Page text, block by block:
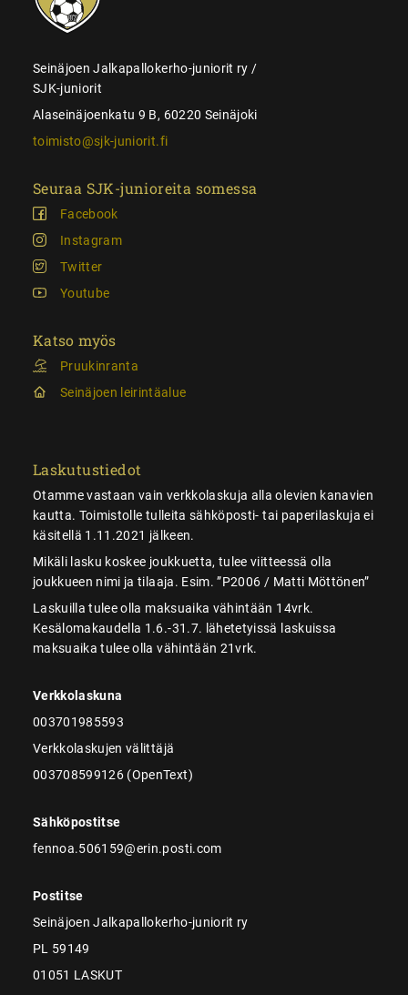
Seinäjoen Jalkapallokerho-juniorit ry /
SJK-juniorit
Alaseinäjoenkatu 9 B, 60220 Seinäjoki
toimisto@sjk-juniorit.fi
Seuraa SJK-junioreita somessa
Facebook
Instagram
Twitter
Youtube
Katso myös
Pruukinranta
Seinäjoen leirintäalue
Laskutustiedot
Otamme vastaan vain verkkolaskuja alla olevien kanavien
kautta. Toimistolle tulleita sähköposti- tai paperilaskuja ei
käsitellä 1.11.2021 jälkeen.
Mikäli lasku koskee joukkuetta, tulee viitteessä olla
joukkueen nimi ja tilaaja. Esim. ”P2006 / Matti Möttönen”
Laskuilla tulee olla maksuaika vähintään 14vrk.
Kesälomakaudella 1.6.-31.7. lähetetyissä laskuissa
maksuaika tulee olla vähintään 21vrk.
Verkkolaskuna
003701985593
Verkkolaskujen välittäjä
003708599126 (OpenText)
Sähköpostitse
fennoa.506159@erin.posti.com
Postitse
Seinäjoen Jalkapallokerho-juniorit ry
PL 59149
01051 LASKUT